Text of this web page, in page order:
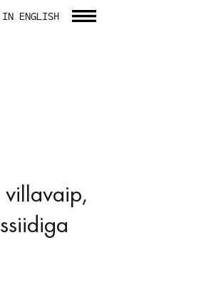
IN ENGLISH
villavaip,